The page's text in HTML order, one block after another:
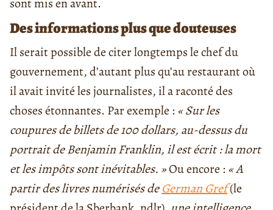
sont mis en avant.
Des informations plus que douteuses
Il serait possible de citer longtemps le chef du
gouvernement, d’autant plus qu’au restaurant où
il avait invité les journalistes, il a raconté des
choses étonnantes. Par exemple : « Sur les
coupures de billets de 100 dollars, au-dessus du
portrait de Benjamin Franklin, il est écrit : la mort
et les impôts sont inévitables. »Ou encore : « A
partir des livres numérisés deGerman Gref(le